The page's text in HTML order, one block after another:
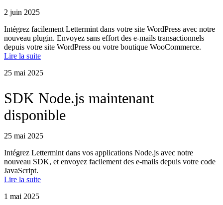
2 juin 2025
Intégrez facilement Lettermint dans votre site WordPress avec notre
nouveau plugin. Envoyez sans effort des e-mails transactionnels
depuis votre site WordPress ou votre boutique WooCommerce.
Lire la suite
25 mai 2025
SDK Node.js maintenant
disponible
25 mai 2025
Intégrez Lettermint dans vos applications Node.js avec notre
nouveau SDK, et envoyez facilement des e-mails depuis votre code
JavaScript.
Lire la suite
1 mai 2025